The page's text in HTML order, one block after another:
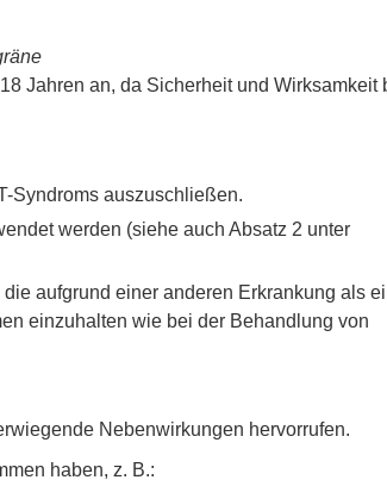
Jahren an, da Sicherheit und Wirksamkeit
Syndroms auszuschließen.
werden (siehe auch Absatz 2 unter
aufgrund einer anderen Erkrankung als
einzuhalten wie bei der Behandlung von
Nebenwirkungen hervorrufen.
haben, z. B.: